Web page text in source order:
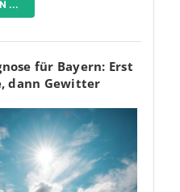
...
für Bayern: Erst
dann Gewitter